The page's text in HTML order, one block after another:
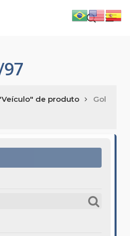
search
de produto
Gol